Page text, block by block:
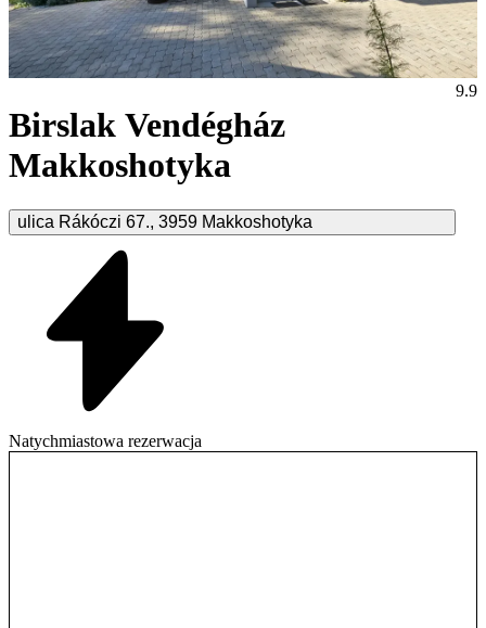
Birslak Vendégház
Makkoshotyka
ulica Rákóczi 67., 3959 Makkoshotyka
9.9
Natychmiastowa rezerwacja